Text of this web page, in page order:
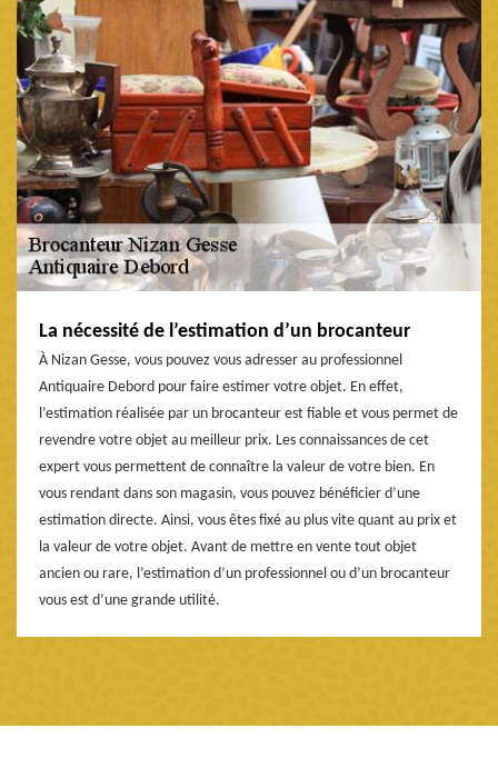
La nécessité de l’estimation d’un brocanteur
À Nizan Gesse, vous pouvez vous adresser au professionnel
Antiquaire Debord pour faire estimer votre objet. En effet,
l’estimation réalisée par un brocanteur est fiable et vous permet de
revendre votre objet au meilleur prix. Les connaissances de cet
expert vous permettent de connaître la valeur de votre bien. En
vous rendant dans son magasin, vous pouvez bénéficier d’une
estimation directe. Ainsi, vous êtes fixé au plus vite quant au prix et
la valeur de votre objet. Avant de mettre en vente tout objet
ancien ou rare, l’estimation d’un professionnel ou d’un brocanteur
vous est d’une grande utilité.